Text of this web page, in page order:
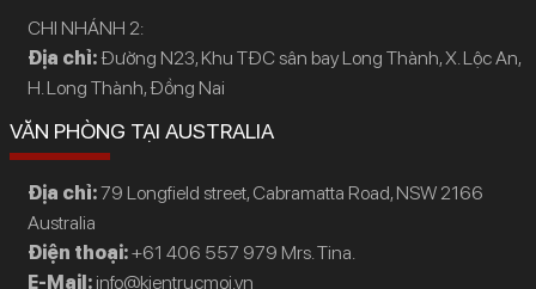
CHI NHÁNH 2:
Địa chỉ:Đường N23, Khu TĐC sân bay Long Thành, X. Lộc An,
H. Long Thành, Đồng Nai
VĂN PHÒNG TẠI AUSTRALIA
Địa chỉ:79 Longfield street, Cabramatta Road, NSW 2166
Australia
Điện thoại:+61 406 557 979 Mrs. Tina.
E-Mail: info@kientrucmoi.vn